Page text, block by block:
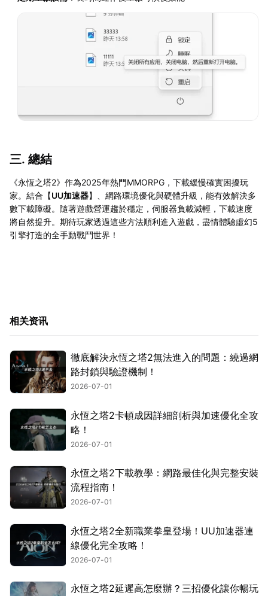
三. 總結
《永恆之塔2》作為2025年熱門MMORPG，下載緩慢確實困擾玩
家。結合【UU加速器】、網路環境優化與硬體升級，能有效解決多
數下載障礙。隨著遊戲營運趨於穩定，伺服器負載減輕，下載速度
將自然提升。期待玩家透過這些方法順利進入遊戲，盡情體驗虛幻5
引擎打造的全手動戰鬥世界！
相关资讯
徹底解決永恆之塔2無法進入的問題：繞過網
路封鎖與驗證機制！
2026-07-01
永恆之塔2卡頓成因詳細剖析與加速優化全攻
略！
2026-07-01
永恆之塔2下載教學：網路最佳化與完整安裝
流程指南！
2026-07-01
永恆之塔2全新職業拳皇登場！UU加速器連
線優化完全攻略！
2026-07-01
永恆之塔2延遲高怎麼辦？三招優化讓你暢玩